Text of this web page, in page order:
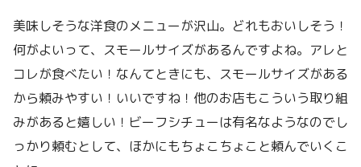
美味しそうな洋食のメニューが沢山。どれもおいしそう！
何がよいって、スモールサイズがあるんですよね。アレと
コレが食べたい！なんてときにも、スモールサイズがある
から頼みやすい！いいですね！他のお店もこういう取り組
みがあると嬉しい！ビーフシチューは有名なようなのでし
っかり頼むとして、ほかにもちょこちょこと頼んでいくこ